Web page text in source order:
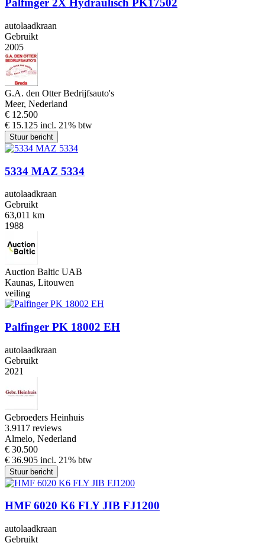
Palfinger 2X Hydraulisch PK17502
autolaadkraan
Gebruikt
2005
G.A. den Otter Bedrijfsauto's
Meer, Nederland
€ 12.500
€ 15.125 incl. 21% btw
Stuur bericht
5334 MAZ 5334
autolaadkraan
Gebruikt
63,011 km
1988
Auction Baltic UAB
Kaunas, Litouwen
veiling
Palfinger PK 18002 EH
autolaadkraan
Gebruikt
2021
Gebroeders Heinhuis
3.9117 reviews
Almelo, Nederland
€ 30.500
€ 36.905 incl. 21% btw
Stuur bericht
HMF 6020 K6 FLY JIB FJ1200
autolaadkraan
Gebruikt